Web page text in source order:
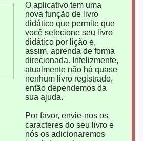
O aplicativo tem uma
nova função de livro
didático que permite que
você selecione seu livro
didático por lição e,
assim, aprenda de forma
direcionada. Infelizmente,
atualmente não há quase
nenhum livro registrado,
então dependemos da
sua ajuda.
Por favor, envie-nos os
caracteres do seu livro e
nós os adicionaremos